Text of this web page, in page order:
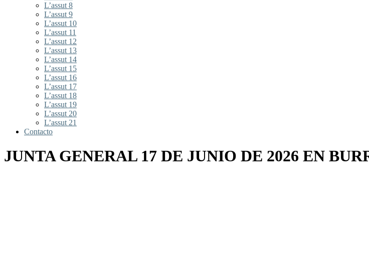
L’assut 8
L’assut 9
L’assut 10
L’assut 11
L’assut 12
L’assut 13
L’assut 14
L’assut 15
L’assut 16
L’assut 17
L’assut 18
L’assut 19
L’assut 20
L’assut 21
Contacto
JUNTA GENERAL 17 DE JUNIO DE 2026 EN